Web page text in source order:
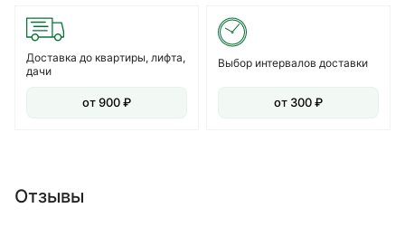
Доставка до квартиры, лифта,
дачи
от 900 ₽
Выбор интервалов доставки
от 300 ₽
Отзывы